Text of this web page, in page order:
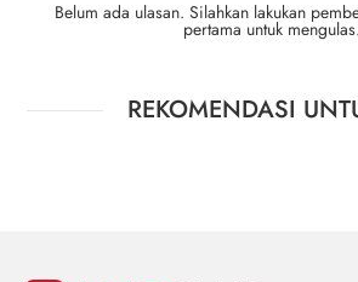
Belum ada ulasan. Silahkan lakukan
pertama untuk mengulas.
REKOMENDASI